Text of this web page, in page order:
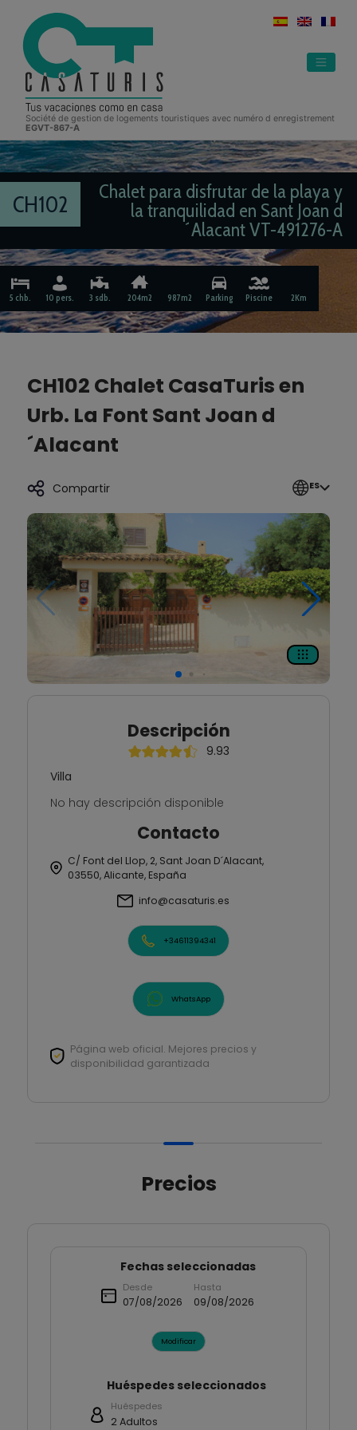
content
Société de gestion de logements touristiques avec numéro d enregistrement
EGVT-867-A
CH102
Chalet para disfrutar de la playa y
la tranquilidad en Sant Joan d
´Alacant VT-491276-A
5 chb. 10 pers. 3 sdb. 204m2 987m2 Parking Piscine 2Km
CH102 Chalet CasaTuris en
Urb. La Font Sant Joan d
´Alacant
ES
Compartir
Descripción
9.93
Villa
No hay descripción disponible
Contacto
C/ Font del Llop, 2, Sant Joan D´Alacant,
03550, Alicante, España
info@casaturis.es
+34611394341
WhatsApp
Página web oficial. Mejores precios y
disponibilidad garantizada
Precios
Fechas seleccionadas
Desde
07/08/2026
Hasta
09/08/2026
Modificar
Huéspedes seleccionados
Huéspedes
2 Adultos